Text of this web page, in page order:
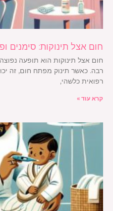
חום אצל תינוקות: סימנים
חום אצל תינוקות הוא תופעה
רבה. כאשר תינוק מפתח חום, זה
רפואית כלשהי,
קרא עוד »